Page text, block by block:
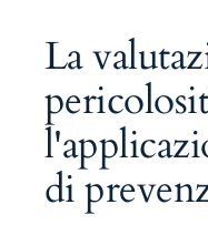
La
di